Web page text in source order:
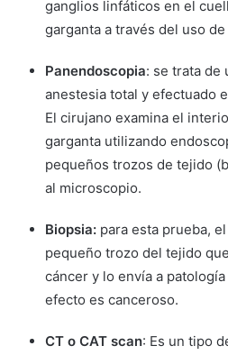
ganglios linfáticos en el
garganta a través del uso
Panendoscopia: se trata de
anestesia total y efectuado
El cirujano examina el
garganta utilizando
pequeños trozos de tejido
al microscopio.
Biopsia: para esta prueba,
pequeño trozo del tejido
cáncer y lo envía a
efecto es canceroso.
CT o CAT scan: Es un tipo